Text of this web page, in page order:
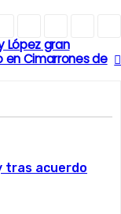
López gran
Cimarrones de
tras acuerdo